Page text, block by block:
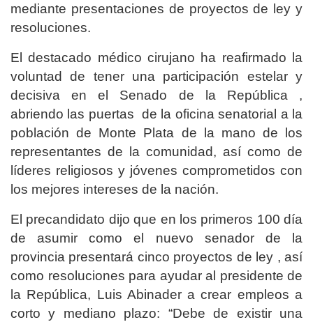
mediante presentaciones de proyectos de ley y
resoluciones.
El destacado médico cirujano ha reafirmado la
voluntad de tener una participación estelar y
decisiva en el Senado de la República ,
abriendo las puertas de la oficina senatorial a la
población de Monte Plata de la mano de los
representantes de la comunidad, así como de
líderes religiosos y jóvenes comprometidos con
los mejores intereses de la nación.
El precandidato dijo que en los primeros 100 día
de asumir como el nuevo senador de la
provincia presentará cinco proyectos de ley , así
como resoluciones para ayudar al presidente de
la República, Luis Abinader a crear empleos a
corto y mediano plazo: “Debe de existir una